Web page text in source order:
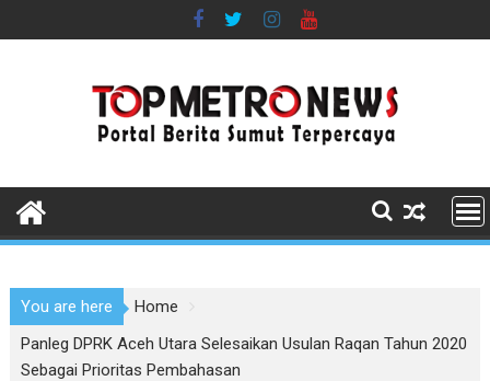
to
You are here
Home
Panleg DPRK Aceh Utara Selesaikan Usulan Raqan Tahun 2020
Sebagai Prioritas Pembahasan